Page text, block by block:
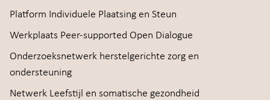
Platform Individuele Plaatsing en Steun
Werkplaats Peer-supported Open Dialogue
Onderzoeksnetwerk herstelgerichte zorg en
ondersteuning
Netwerk Leefstijl en somatische gezondheid